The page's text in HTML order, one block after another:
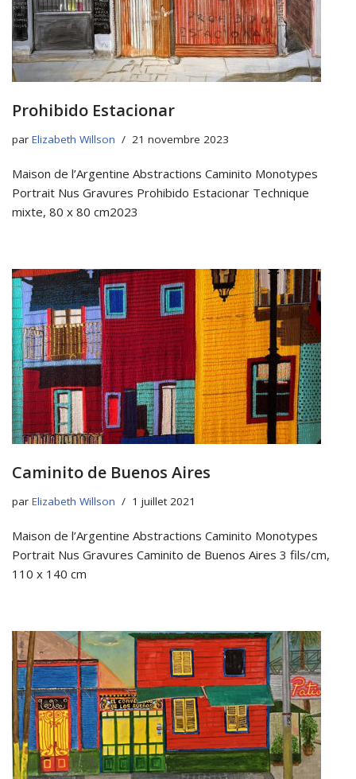
Prohibido Estacionar
par Elizabeth Willson 21 novembre 2023
Maison de l’Argentine Abstractions Caminito Monotypes
Portrait Nus Gravures Prohibido Estacionar Technique
mixte, 80 x 80 cm2023
Caminito de Buenos Aires
par Elizabeth Willson 1 juillet 2021
Maison de l’Argentine Abstractions Caminito Monotypes
Portrait Nus Gravures Caminito de Buenos Aires 3 fils/cm,
110 x 140 cm